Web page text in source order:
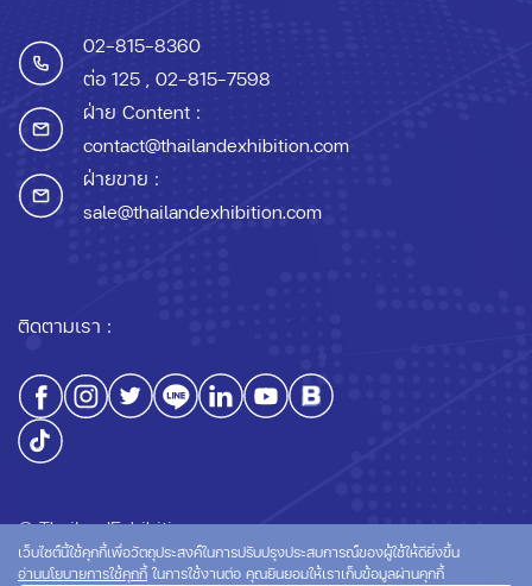
02-815-8360
ต่อ 125 , 02-815-7598
ฝ่าย Content :
contact@thailandexhibition.com
ฝ่ายขาย :
sale@thailandexhibition.com
ติดตามเรา :
© ThailandExhibition.com
เว็บไซต์นี้ใช้คุกกี้เพื่อวัตถุประสงค์ในการปรับปรุงประสบการณ์ของผู้ใช้ให้ดียิ่งขึ้น
อ่านนโยบายการใช้คุกกี้ ในการใช้งานต่อ คุณยินยอมให้เราเก็บข้อมูลผ่านคุกกี้